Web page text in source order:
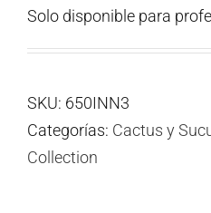
Solo disponible para
SKU: 650INN3
Categorías: Cactus y
Collection